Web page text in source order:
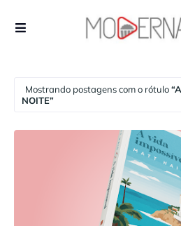
Mostrando postagens com o rótulo
NOITE